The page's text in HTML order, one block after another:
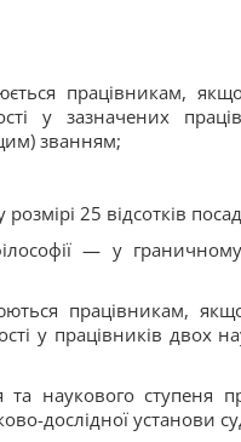
працівникам,
у зазначених
званням;
25 відсотків
— у
працівникам,
у працівників двох
та наукового ступеня
дослідної установи